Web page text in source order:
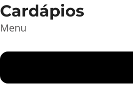
Cardápios
Menu